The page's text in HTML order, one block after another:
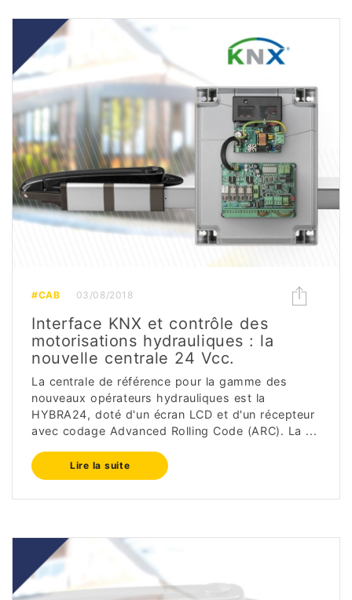
#CAB 03/08/2018
Interface KNX et contrôle des
motorisations hydrauliques : la
nouvelle centrale 24 Vcc.
La centrale de référence pour la gamme des
nouveaux opérateurs hydrauliques est la
HYBRA24, doté d'un écran LCD et d'un récepteur
avec codage Advanced Rolling Code (ARC). La ...
Lire la suite